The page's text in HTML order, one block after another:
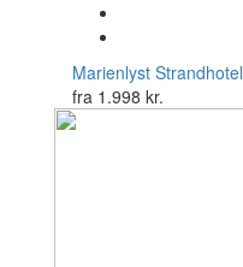
Marienlyst Strandhotel
fra 1.998 kr.